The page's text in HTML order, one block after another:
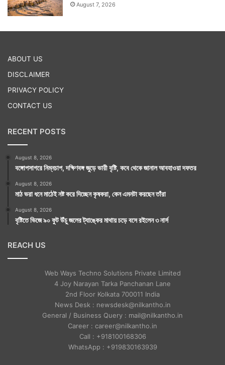
August 7, 2026
ABOUT US
DISCLAIMER
PRIVACY POLICY
CONTACT US
RECENT POSTS
August 8, 2026
বঙ্গোপসাগরে নিম্নচাপ, দক্ষিণবঙ্গ জুড়ে ভারী বৃষ্টি, কবে থেকে জানাল আবহাওয়া দফতর
August 8, 2026
মাঠ ভরা ধনে মাঠেই নষ্ট করে দিচ্ছেন কৃষকরা, কেন এমনটা করছেন তাঁরা
August 8, 2026
বৃষ্টিতে ভিজে ৯০ ফুট উঁচু জলের ট্যাঙ্কের মাথায় চড়ে বসে রইলেন ৩ নার্স
REACH US
Web Ways Techno Solutions Private Limited
4 Joy Narayan Tarka Panchanan Lane
2nd Floor Kolkata 700011 India
News Desk : newsdesk@nilkantho.in
General / Business Query : mail@nilkantho.in
Career : career@nilkantho.in
Call : +918100168306
WhatsApp : +919830163939